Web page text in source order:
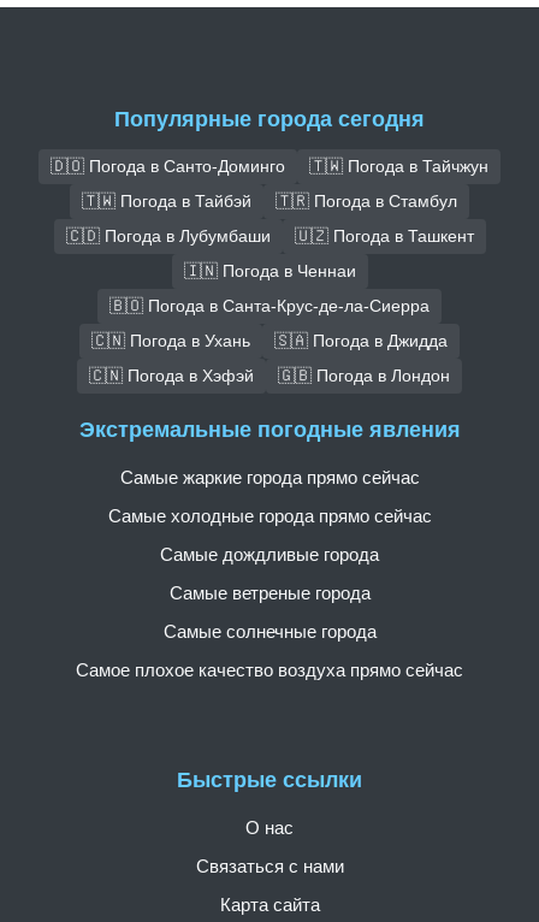
Популярные города сегодня
🇩🇴 Погода в Санто-Доминго
🇹🇼 Погода в Тайчжун
🇹🇼 Погода в Тайбэй
🇹🇷 Погода в Стамбул
🇨🇩 Погода в Лубумбаши
🇺🇿 Погода в Ташкент
🇮🇳 Погода в Ченнаи
🇧🇴 Погода в Санта-Крус-де-ла-Сиерра
🇨🇳 Погода в Ухань
🇸🇦 Погода в Джидда
🇨🇳 Погода в Хэфэй
🇬🇧 Погода в Лондон
Быстрые ссылки
О нас
Связаться с нами
Карта сайта
Экстремальные погодные явления
Самые жаркие города прямо сейчас
Самые холодные города прямо сейчас
Самые дождливые города
Самые ветреные города
Самые солнечные города
Самое плохое качество воздуха прямо сейчас